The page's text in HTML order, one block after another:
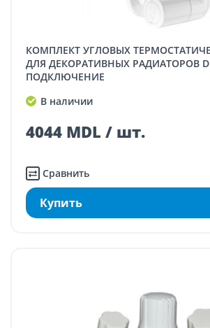
КОМПЛЕКТ УГЛОВЫХ ТЕРМОСТАТИЧЕСКИХ КРАНОВ
ДЛЯ ДЕКОРАТИВНЫХ РАДИАТОРОВ D
ПОДКЛЮЧЕНИЕ
В наличии
4044 MDL / шт.
Сравнить
Купить